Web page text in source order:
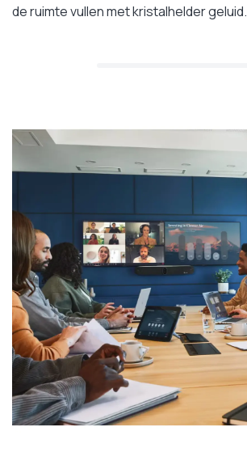
de ruimte vullen met kristalhelder geluid.